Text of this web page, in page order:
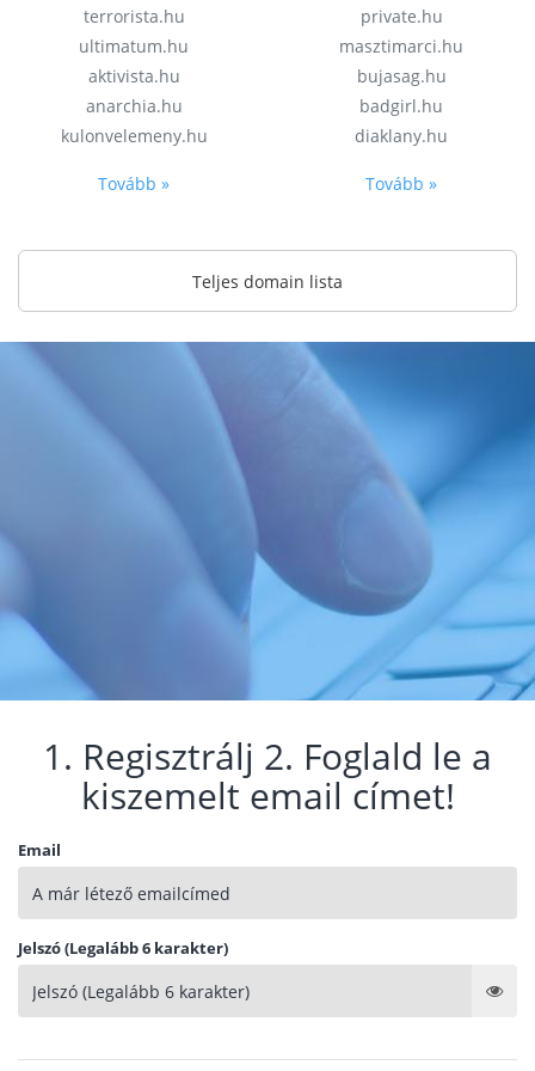
terrorista.hu
ultimatum.hu
aktivista.hu
anarchia.hu
kulonvelemeny.hu
Tovább »
private.hu
masztimarci.hu
bujasag.hu
badgirl.hu
diaklany.hu
Tovább »
Teljes domain lista
1. Regisztrálj 2. Foglald le a
kiszemelt email címet!
Email
Jelszó (Legalább 6 karakter)